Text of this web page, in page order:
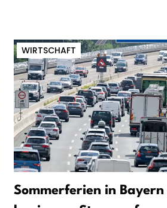
WIRTSCHAFT
Sommerferien in Bayern